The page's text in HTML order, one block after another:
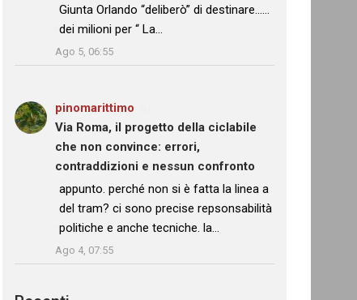
Giunta Orlando “deliberò” di destinare……
dei milioni per “ La…
Ago 5, 06:55
pinomarittimo
Via Roma, il progetto della ciclabile
che non convince: errori,
contraddizioni e nessun confronto
: “
appunto. perché non si è fatta la linea a
del tram? ci sono precise repsonsabilità
politiche e anche tecniche. la…
Ago 4, 07:55